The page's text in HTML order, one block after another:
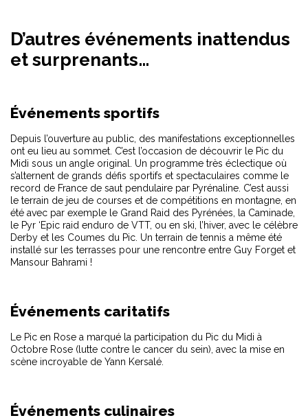
D’autres événements inattendus
et surprenants…
Événements sportifs
Depuis l’ouverture au public, des manifestations exceptionnelles
ont eu lieu au sommet. C’est l’occasion de découvrir le Pic du
Midi sous un angle original. Un programme très éclectique où
s’alternent de grands défis sportifs et spectaculaires comme le
record de France de saut pendulaire par Pyrénaline. C’est aussi
le terrain de jeu de courses et de compétitions en montagne, en
été avec par exemple le Grand Raid des Pyrénées, la Caminade,
le Pyr ‘Epic raid enduro de VTT, ou en ski, l’hiver, avec le célèbre
Derby et les Coumes du Pic. Un terrain de tennis a même été
installé sur les terrasses pour une rencontre entre Guy Forget et
Mansour Bahrami !
Événements caritatifs
Le Pic en Rose a marqué la participation du Pic du Midi à
Octobre Rose (lutte contre le cancer du sein), avec la mise en
scène incroyable de Yann Kersalé.
Événements culinaires